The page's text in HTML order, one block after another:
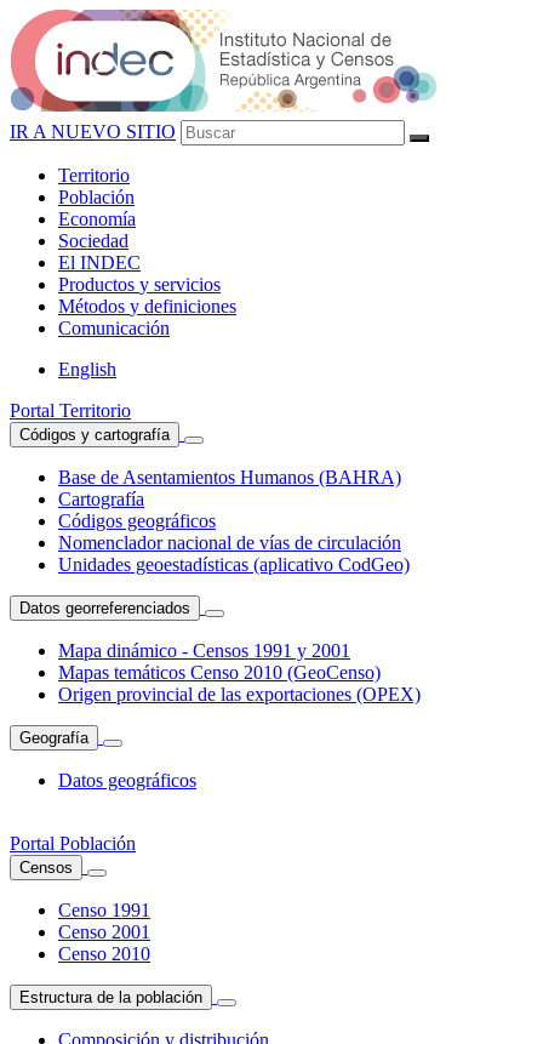
IR A NUEVO SITIO
Territorio
Población
Economía
Sociedad
El INDEC
Productos y servicios
Métodos y definiciones
Comunicación
English
Portal Territorio
Códigos y cartografía
Base de Asentamientos Humanos (BAHRA)
Cartografía
Códigos geográficos
Nomenclador nacional de vías de circulación
Unidades geoestadísticas (aplicativo CodGeo)
Datos georreferenciados
Mapa dinámico - Censos 1991 y 2001
Mapas temáticos Censo 2010 (GeoCenso)
Origen provincial de las exportaciones (OPEX)
Geografía
Datos geográficos
Portal Población
Censos
Censo 1991
Censo 2001
Censo 2010
Estructura de la población
Composición y distribución